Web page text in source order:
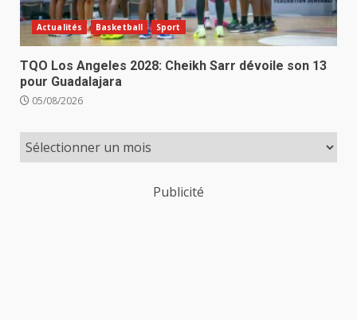
Actualités Basketball Sport
TQO Los Angeles 2028: Cheikh Sarr dévoile son 13
pour Guadalajara
05/08/2026
Publicité